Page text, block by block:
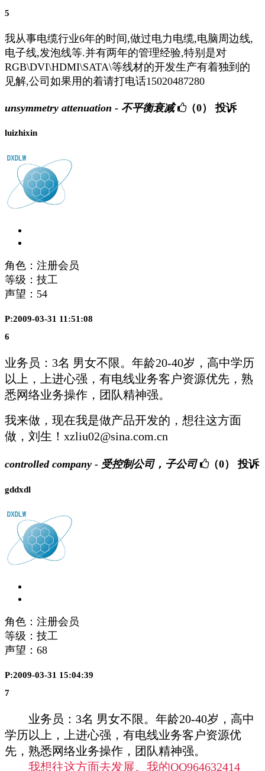
5
我从事电缆行业6年的时间,做过电力电缆,电脑周边线,
电子线,发泡线等.并有两年的管理经验,特别是对
RGB\DVI\HDMI\SATA\等线材的开发生产有着独到的
见解,公司如果用的着请打电话15020487280
unsymmetry attenuation - 不平衡衰减 （0） 投诉
luizhixin
角色：注册会员
等级：技工
声望： 54
P:2009-03-31 11:51:08
6
业务员 ： 3名 男女不限。年龄20-40岁 ，高中学历
以上，上进心强，有电线业务客 户资源优先，熟
悉网络业务操作， 团队精神强。
我来做，现在我是做产品开发的，想往这方面
做，刘生！xzliu02@sina.com.cn
controlled company - 受控制公司，子公司 （0） 投诉
gddxdl
角色：注册会员
等级：技工
声望： 68
P:2009-03-31 15:04:39
7
业务员 ： 3名 男女不限。年龄20-40岁 ，高中
学历以上，上进心强，有电线业务客 户资源优
先，熟悉网络业务操作， 团队精神强。
我想往这方面去发展。我的QQ964632414